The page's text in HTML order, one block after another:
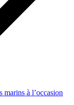
marins à l’occasion